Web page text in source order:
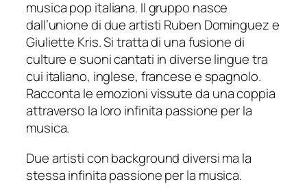
musica pop italiana. Il gruppo nasce
dall’unione di due artisti Ruben Dominguez e
Giuliette Kris. Si tratta di una fusione di
culture e suoni cantati in diverse lingue tra
cui italiano, inglese, francese e spagnolo.
Racconta le emozioni vissute da una coppia
attraverso la loro infinita passione per la
musica.
Due artisti con background diversi ma la
stessa infinita passione per la musica.